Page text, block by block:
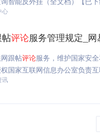
心
评论服务管理规定_
跟帖评论服务，维护国家安
国家互联网信息办公室负责
讯